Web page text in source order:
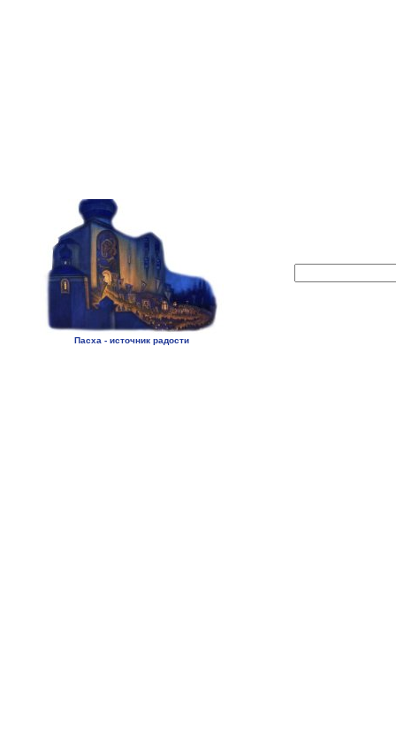
Пасха - источник радости